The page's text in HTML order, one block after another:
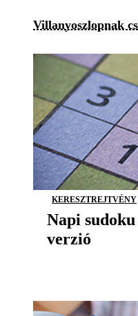
Villanyoszlopnak
KERESZTREJTVÉNY
Napi
verzió